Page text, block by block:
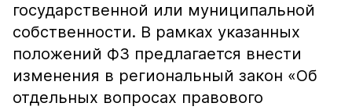
государственной или муниципальной
собственности. В рамках указанных
положений ФЗ предлагается внести
изменения в региональный закон «Об
отдельных вопросах правового